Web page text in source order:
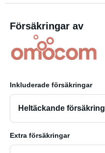
Försäkringar av
Inkluderade försäkringar
Heltäckande försäkring
Extra försäkringar